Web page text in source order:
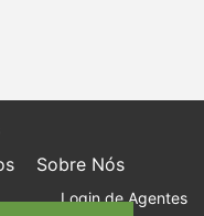
Sobre Nós
Login de Agentes